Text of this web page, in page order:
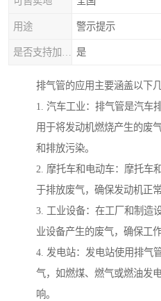
用途 警示提示
是
排气管的应用主要涵盖以下几
1. 汽车工业：排气管是汽车
用于将发动机燃烧产生的废
和排放污染。
2. 摩托车和电动车：摩托车
于排放废气，确保发动机正
3. 工业设备：在工厂和制造
业设备产生的废气，确保工
4. 发电站：发电站使用排气
气，如燃煤、燃气或燃油发
响。